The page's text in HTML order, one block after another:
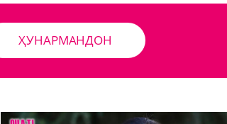
ҲУНАРМАНДОН